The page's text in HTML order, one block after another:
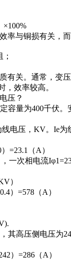
×100%
率与铜损有关，
有关。通常，变
，效率较高。
压？
容量为400千伏
电压，KV。Ie
=23.1（A）
一次相电流
）
）=578（A）
其高压侧电压为
）=286（A）